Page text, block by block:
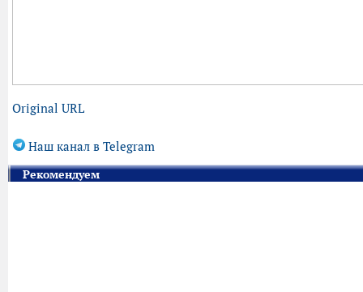
Original URL
Наш канал в Telegram
Рекомендуем